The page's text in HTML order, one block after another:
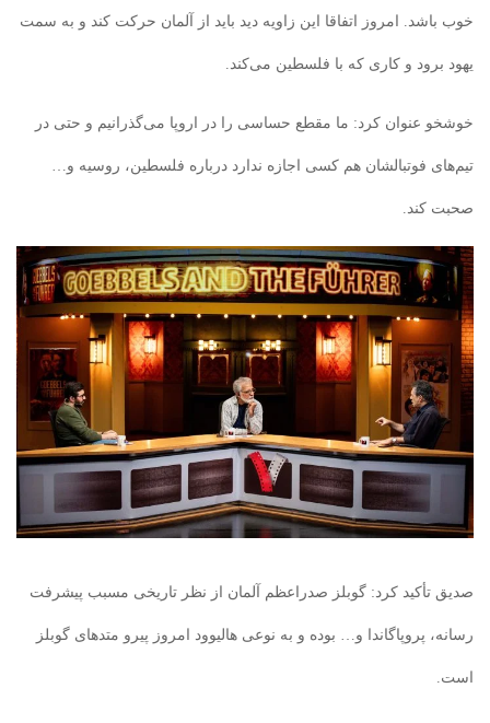
خوب باشد. امروز اتفاقا این زاویه دید باید از آلمان حرکت کند و به سمت
یهود برود و کاری که با فلسطین می‌کند.
خوشخو عنوان کرد: ما مقطع حساسی را در اروپا‌ می‌گذرانیم و حتی در
تیم‌های فوتبالشان هم کسی اجازه ندارد درباره فلسطین، روسیه و…
صحبت کند.
صدیق تأکید کرد: گوبلز صدراعظم آلمان از نظر تاریخی مسبب پیشرفت
رسانه، پروپاگاندا و… بوده و به نوعی هالیوود امروز پیرو متدهای گوبلز
است.